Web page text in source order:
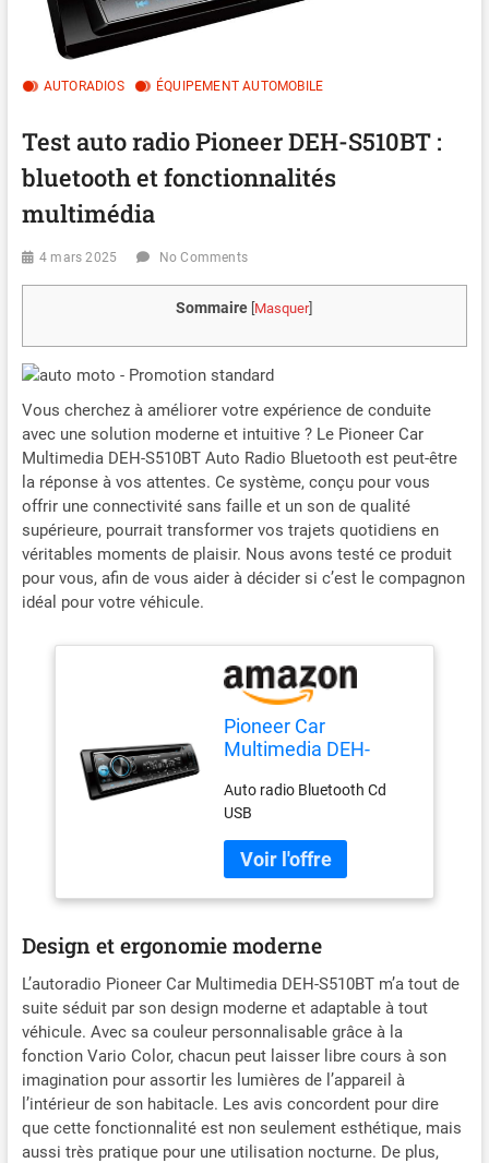
AUTORADIOS ÉQUIPEMENT AUTOMOBILE
Test auto radio Pioneer DEH-S510BT :
bluetooth et fonctionnalités
multimédia
4 mars 2025 No Comments
Sommaire Masquer]
Vous cherchez à améliorer votre expérience de conduite
avec une solution moderne et intuitive ? Le Pioneer Car
Multimedia DEH-S510BT Auto Radio Bluetooth est peut-être
la réponse à vos attentes. Ce système, conçu pour vous
offrir une connectivité sans faille et un son de qualité
supérieure, pourrait transformer vos trajets quotidiens en
véritables moments de plaisir. Nous avons testé ce produit
pour vous, afin de vous aider à décider si c’est le compagnon
idéal pour votre véhicule.
Pioneer Car
Multimedia DEH-
Bluetooth
Auto radio Bluetooth Cd
USB
Design et ergonomie moderne
L’autoradio Pioneer Car Multimedia DEH-S510BT m’a tout de
suite séduit par son design moderne et adaptable à tout
véhicule. Avec sa couleur personnalisable grâce à la
fonction Vario Color, chacun peut laisser libre cours à son
imagination pour assortir les lumières de l’appareil à
l’intérieur de son habitacle. Les avis concordent pour dire
que cette fonctionnalité est non seulement esthétique, mais
aussi très pratique pour une utilisation nocturne. De plus,